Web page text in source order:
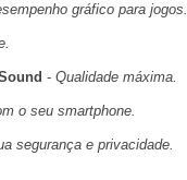
gráfico para jogos.
- Qualidade máxima.
o seu smartphone.
segurança e privacidade.